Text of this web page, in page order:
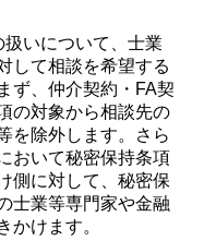
いについて、士業
して相談を希望する
ず、仲介契約・ FA契
の対象から相談先の
を除外します。さら
おいて秘密保持条項
側に対して、秘密保
士業等専門家や金融
かけます。